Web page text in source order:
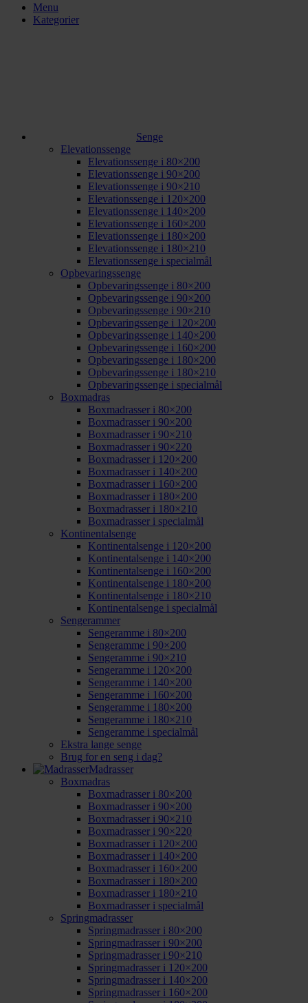
Menu
Kategorier
Senge
Elevationssenge
Elevationssenge i 80×200
Elevationssenge i 90×200
Elevationssenge i 90×210
Elevationssenge i 120×200
Elevationssenge i 140×200
Elevationssenge i 160×200
Elevationssenge i 180×200
Elevationssenge i 180×210
Elevationssenge i specialmål
Opbevaringssenge
Opbevaringssenge i 80×200
Opbevaringssenge i 90×200
Opbevaringssenge i 90×210
Opbevaringssenge i 120×200
Opbevaringssenge i 140×200
Opbevaringssenge i 160×200
Opbevaringssenge i 180×200
Opbevaringssenge i 180×210
Opbevaringssenge i specialmål
Boxmadras
Boxmadrasser i 80×200
Boxmadrasser i 90×200
Boxmadrasser i 90×210
Boxmadrasser i 90×220
Boxmadrasser i 120×200
Boxmadrasser i 140×200
Boxmadrasser i 160×200
Boxmadrasser i 180×200
Boxmadrasser i 180×210
Boxmadrasser i specialmål
Kontinentalsenge
Kontinentalsenge i 120×200
Kontinentalsenge i 140×200
Kontinentalsenge i 160×200
Kontinentalsenge i 180×200
Kontinentalsenge i 180×210
Kontinentalsenge i specialmål
Sengerammer
Sengeramme i 80×200
Sengeramme i 90×200
Sengeramme i 90×210
Sengeramme i 120×200
Sengeramme i 140×200
Sengeramme i 160×200
Sengeramme i 180×200
Sengeramme i 180×210
Sengeramme i specialmål
Ekstra lange senge
Brug for en seng i dag?
Madrasser
Boxmadras
Boxmadrasser i 80×200
Boxmadrasser i 90×200
Boxmadrasser i 90×210
Boxmadrasser i 90×220
Boxmadrasser i 120×200
Boxmadrasser i 140×200
Boxmadrasser i 160×200
Boxmadrasser i 180×200
Boxmadrasser i 180×210
Boxmadrasser i specialmål
Springmadrasser
Springmadrasser i 80×200
Springmadrasser i 90×200
Springmadrasser i 90×210
Springmadrasser i 120×200
Springmadrasser i 140×200
Springmadrasser i 160×200